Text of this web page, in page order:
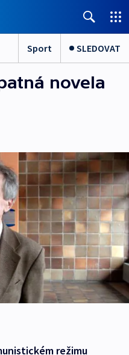
Sport SLEDOVAT
novela
režimu